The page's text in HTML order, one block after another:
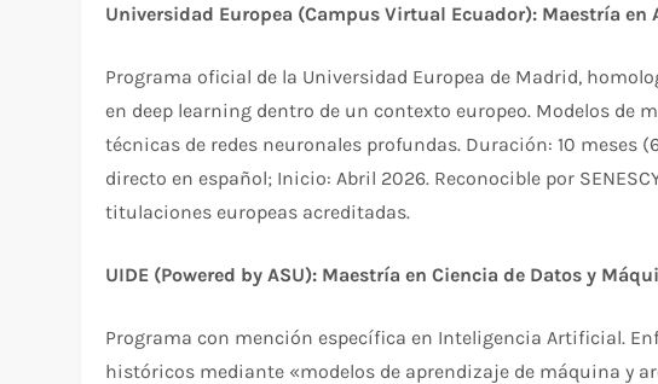
Universidad Europea (Campus Virtual Ecuador): Maestría
Programa oficial de la Universidad Europea de Madrid,
en deep learning dentro de un contexto europeo. Modelos de
técnicas de redes neuronales profundas. Duración: 10 meses
directo en español; Inicio: Abril 2026. Reconocible por
titulaciones europeas acreditadas.
UIDE (Powered by ASU): Maestría en Ciencia de Datos y
Programa con mención específica en Inteligencia Artificial.
históricos mediante «modelos de aprendizaje de máquina y